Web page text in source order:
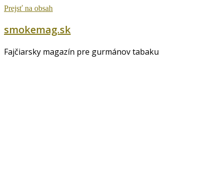
Prejsť na obsah
smokemag.sk
Fajčiarsky magazín pre gurmánov tabaku